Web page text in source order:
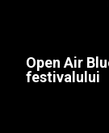
Open Air
festivalului